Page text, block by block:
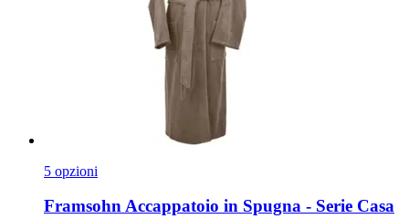
5 opzioni
FramsohnAccappatoio in Spugna -​ Serie Casa